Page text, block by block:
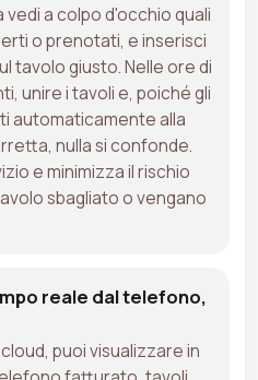
vedi a colpo d'occhio quali
o prenotati, e inserisci
tavolo giusto. Nelle ore di
unire i tavoli e, poiché gli
automaticamente alla
nulla si confonde.
e minimizza il rischio
sbagliato o vengano
reale dal telefono,
puoi visualizzare in